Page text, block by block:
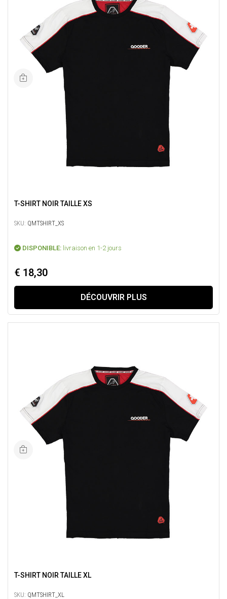
T-SHIRT NOIR TAILLE XS
SKU: QMTSHIRT_XS
DISPONIBLE: livraison en 1-2 jours
€ 18,30
DÉCOUVRIR PLUS
T-SHIRT NOIR TAILLE XL
SKU: QMTSHIRT_XL